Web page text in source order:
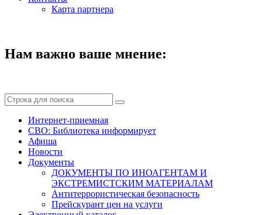
Карта партнера
Нам важно ваше мнение:
Интернет-приемная
СВО: Библиотека информирует
Афиша
Новости
Документы
ДОКУМЕНТЫ ПО ИНОАГЕНТАМ И
ЭКСТРЕМИСТСКИМ МАТЕРИАЛАМ
Антитеррористическая безопасность
Прейскурант цен на услуги